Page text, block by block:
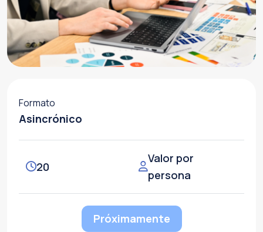
Formato
Asincrónico
20
Valor por
persona
Próximamente